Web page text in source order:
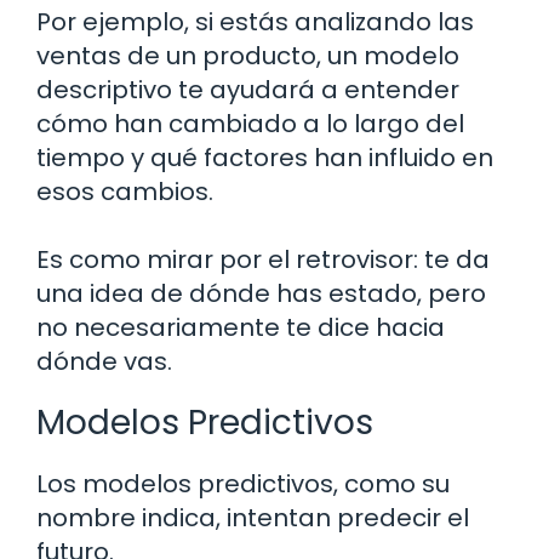
Por ejemplo, si estás analizando las
ventas de un producto, un modelo
descriptivo te ayudará a entender
cómo han cambiado a lo largo del
tiempo y qué factores han influido en
esos cambios.
Es como mirar por el retrovisor: te da
una idea de dónde has estado, pero
no necesariamente te dice hacia
dónde vas.
Modelos Predictivos
Los modelos predictivos, como su
nombre indica, intentan predecir el
futuro.